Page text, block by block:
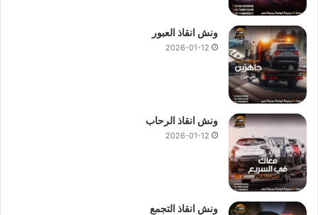
ونش انقاذ العبور
2026-01-12
ونش انقاذ الرحاب
2026-01-12
ونش انقاذ التجمع